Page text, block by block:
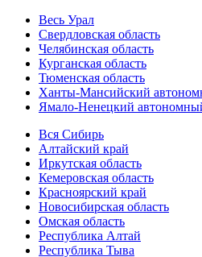
Весь Урал
Свердловская область
Челябинская область
Курганская область
Тюменская область
Ханты-Мансийский
Ямало-Ненецкий
Вся Сибирь
Алтайский край
Иркутская область
Кемеровская область
Красноярский край
Новосибирская область
Омская область
Республика Алтай
Республика Тыва